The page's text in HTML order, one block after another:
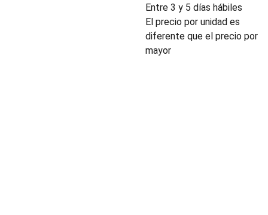
Entre 3 y 5 días hábiles
El precio por unidad es
diferente que el precio por
mayor